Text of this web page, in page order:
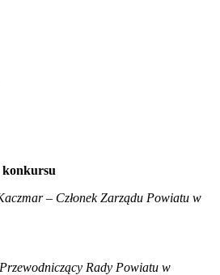
konkursu
– Członek Zarządu Powiatu w
Rady Powiatu w